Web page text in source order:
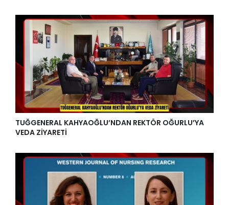
TUĞGENERAL KAHYAOĞLU’NDAN REKTÖR OĞURLU’YA
VEDA ZİYARETİ